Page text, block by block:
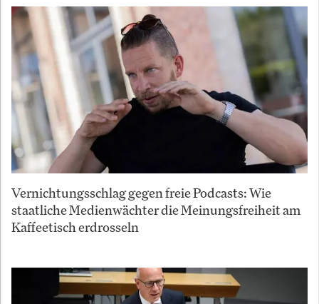
Vernichtungsschlag gegen freie Podcasts: Wie
staatliche Medienwächter die Meinungsfreiheit am
Kaffeetisch erdrosseln